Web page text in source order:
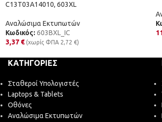
C13T03A14010, 603XL
Αναλώσιμα Εκτυπωτών
Κωδικός: 603BXL_IC
3,37 € (χωρίς ΦΠΑ 2,72 €)
ΚΑΤΗΓΟΡΊΕΣ
Σταθεροί Υπολογιστές
Laptops & Tablets
Οθόνες
Αναλώσιμα Εκτυπωτών